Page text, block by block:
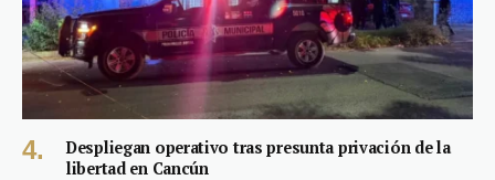
Despliegan operativo tras presunta privación de la
libertad en Cancún